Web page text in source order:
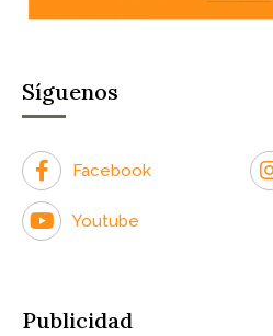
Síguenos
Facebook
Youtube
Publicidad